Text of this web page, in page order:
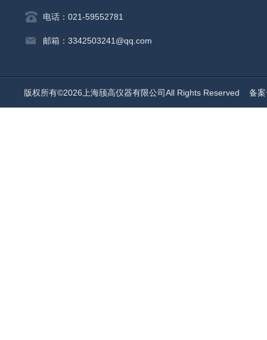
电话：021-59552781
邮箱：3342503241@qq.com
版权所有©2026上海颀高仪器有限公司All Rights Reserved 备